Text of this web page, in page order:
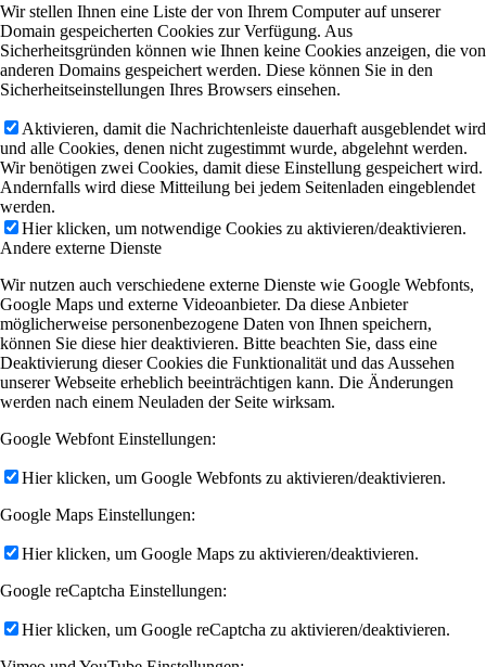
Wir stellen Ihnen eine Liste der von Ihrem Computer auf unserer
Domain gespeicherten Cookies zur Verfügung. Aus
Sicherheitsgründen können wie Ihnen keine Cookies anzeigen, die von
anderen Domains gespeichert werden. Diese können Sie in den
Sicherheitseinstellungen Ihres Browsers einsehen.
Aktivieren, damit die Nachrichtenleiste dauerhaft ausgeblendet wird
und alle Cookies, denen nicht zugestimmt wurde, abgelehnt werden.
Wir benötigen zwei Cookies, damit diese Einstellung gespeichert wird.
Andernfalls wird diese Mitteilung bei jedem Seitenladen eingeblendet
werden.
Hier klicken, um notwendige Cookies zu aktivieren/deaktivieren.
Andere externe Dienste
Wir nutzen auch verschiedene externe Dienste wie Google Webfonts,
Google Maps und externe Videoanbieter. Da diese Anbieter
möglicherweise personenbezogene Daten von Ihnen speichern,
können Sie diese hier deaktivieren. Bitte beachten Sie, dass eine
Deaktivierung dieser Cookies die Funktionalität und das Aussehen
unserer Webseite erheblich beeinträchtigen kann. Die Änderungen
werden nach einem Neuladen der Seite wirksam.
Google Webfont Einstellungen:
Hier klicken, um Google Webfonts zu aktivieren/deaktivieren.
Google Maps Einstellungen:
Hier klicken, um Google Maps zu aktivieren/deaktivieren.
Google reCaptcha Einstellungen:
Hier klicken, um Google reCaptcha zu aktivieren/deaktivieren.